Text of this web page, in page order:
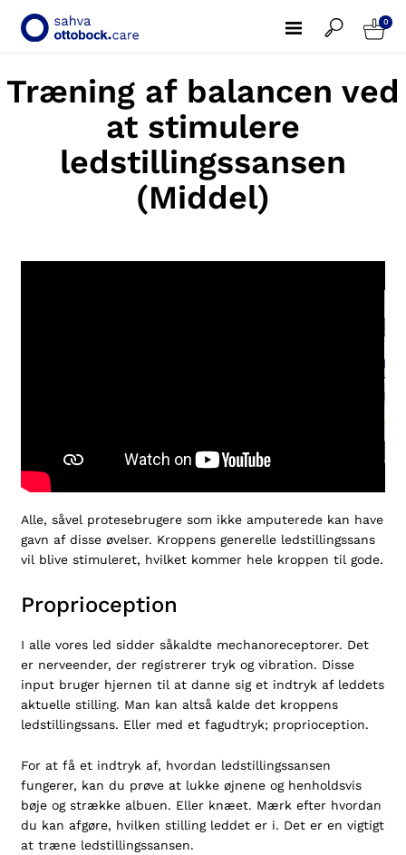
0
Træning af balancen ved
at stimulere
ledstillingssansen
(Middel)
Alle, såvel protesebrugere som ikke amputerede kan have
gavn af disse øvelser. Kroppens generelle ledstillingssans
vil blive stimuleret, hvilket kommer hele kroppen til gode.
Proprioception
I alle vores led sidder såkaldte mechanoreceptorer. Det
er nerveender, der registrerer tryk og vibration. Disse
input bruger hjernen til at danne sig et indtryk af leddets
aktuelle stilling. Man kan altså kalde det kroppens
ledstillingssans. Eller med et fagudtryk; proprioception.
For at få et indtryk af, hvordan ledstillingssansen
fungerer, kan du prøve at lukke øjnene og henholdsvis
bøje og strække albuen. Eller knæet. Mærk efter hvordan
du kan afgøre, hvilken stilling leddet er i. Det er en vigtigt
at træne ledstillingssansen.